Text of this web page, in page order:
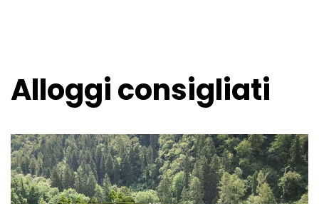
Alloggi consigliati